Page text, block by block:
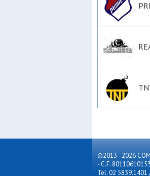
©2013 - 2026
- C.F. 80110610153
Tel. 02